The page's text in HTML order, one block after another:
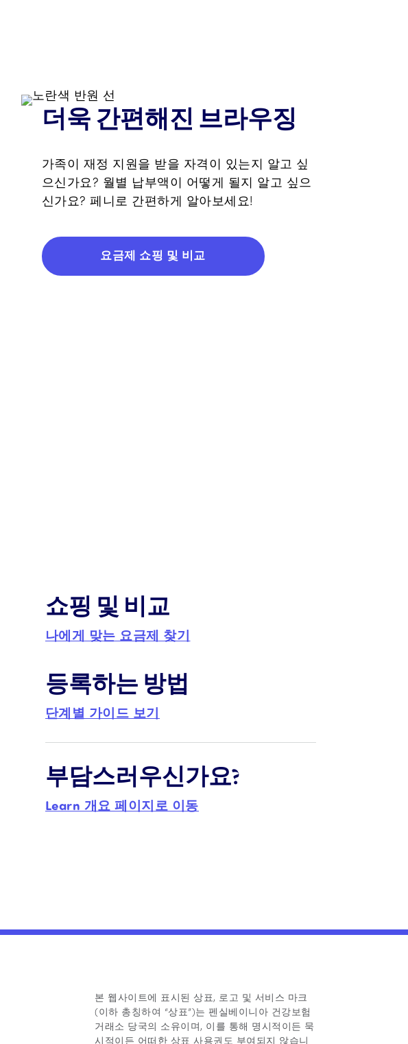
더욱 간편해진 브라우징
가족이 재정 지원을 받을 자격이 있는지 알고 싶
으신가요? 월별 납부액이 어떻게 될지 알고 싶으
신가요? 페니로 간편하게 알아보세요!
요금제 쇼핑 및 비교
쇼핑 및 비교
나에게 맞는 요금제 찾기
등록하는 방법
단계별 가이드 보기
부담스러우신가요?
Learn 개요 페이지로 이동
본 웹사이트에 표시된 상표, 로고 및 서비스 마크
(이하 총칭하여 “상표”)는 펜실베이니아 건강보험
거래소 당국의 소유이며, 이를 통해 명시적이든 묵
시적이든 어떠한 상표 사용권도 부여되지 않습니